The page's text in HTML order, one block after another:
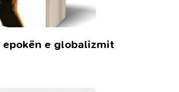
epokën e globalizmit